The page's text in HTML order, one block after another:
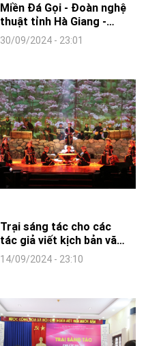
Miền Đá Gọi - Đoàn nghệ
thuật tỉnh Hà Giang -
LIÊN HOAN CA MÚA
NHẠC TOÀN QUỐC -
30/09/2024 - 23:01
Trại sáng tác cho các
tác giả viết kịch bản văn
học
14/09/2024 - 23:10